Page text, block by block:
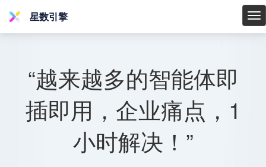
星
星数引擎
“越来越多的智能体即
插即用，企业痛点，1
小时解决！”